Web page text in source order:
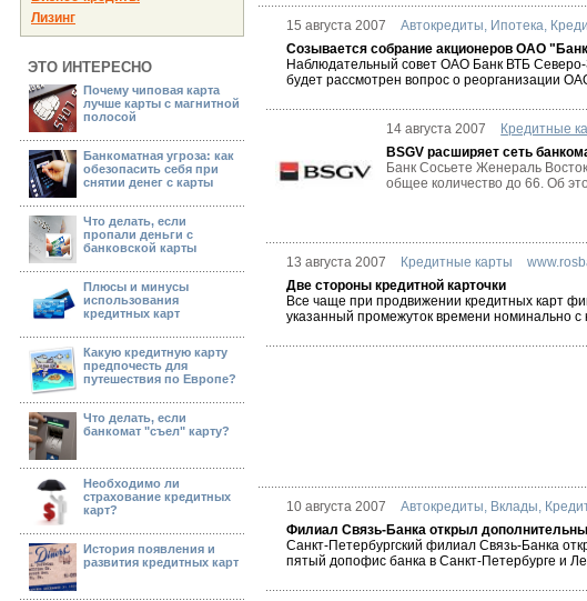
Лизинг
ЭТО ИНТЕРЕСНО
Почему чиповая карта
лучше карты с магнитной
полосой
Банкоматная угроза: как
обезопасить себя при
снятии денег с карты
Что делать, если
пропали деньги с
банковской карты
Плюсы и минусы
использования
кредитных карт
Какую кредитную карту
предпочесть для
путешествия по Европе?
Что делать, если
банкомат "съел" карту?
Необходимо ли
страхование кредитных
карт?
История появления и
развития кредитных карт
15 августа 2007 Автокредиты, Ипотека,
Созывается собрание акционеров ОАО
Наблюдательный совет ОАО Банк ВТБ
будет рассмотрен вопрос о реорганизации
14 августа 2007 Кредитные
BSGV расширяет сеть
Банк Сосьете Женераль
общее количество до 66. Об
13 августа 2007 Кредитные карты
Две стороны кредитной карточки
Все чаще при продвижении кредитных карт
указанный промежуток времени номинально с
10 августа 2007 Автокредиты, Вклады,
Филиал Связь-Банка открыл
Санкт-Петербургский филиал Связь-Банка
пятый допофис банка в Санкт-Петербурге и